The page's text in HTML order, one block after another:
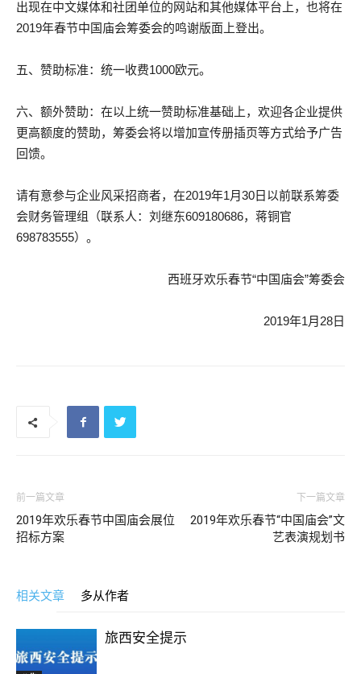
出现在中文媒体和社团单位的网站和其他媒体平台上，也将在
2019年春节中国庙会筹委会的鸣谢版面上登出。
五、赞助标准：统一收费1000欧元。
六、额外赞助：在以上统一赞助标准基础上，欢迎各企业提供
更高额度的赞助，筹委会将以增加宣传册插页等方式给予广告
回馈。
请有意参与企业风采招商者，在2019年1月30日以前联系筹委
会财务管理组（联系人：刘继东609180686，蒋铜官
698783555）。
西班牙欢乐春节“中国庙会”筹委会
2019年1月28日
前一篇文章
2019年欢乐春节中国庙会展位
招标方案
下一篇文章
2019年欢乐春节“中国庙会”文
艺表演规划书
相关文章 多从作者
旅西安全提示